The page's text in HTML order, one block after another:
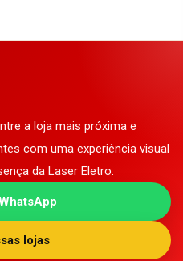
a loja mais próxima e
com uma experiência visual
da Laser Eletro.
lojas